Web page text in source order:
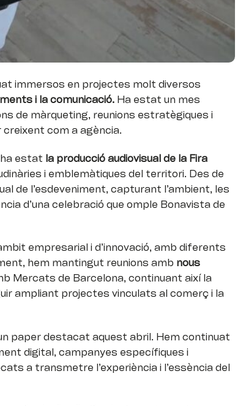
immersos en projectes molt diversos
i la comunicació. Ha estat un mes
de màrqueting, reunions estratègiques i
com a agència.
estat la producció audiovisual de la Fira
i emblemàtiques del territori. Des de
de l’esdeveniment, capturant l’ambient, les
d’una celebració que omple Bonavista de
empresarial i d’innovació, amb diferents
hem mantingut reunions amb nous
Mercats de Barcelona, continuant així la
ampliant projectes vinculats al comerç i la
paper destacat aquest abril. Hem continuat
digital, campanyes específiques i
a transmetre l’experiència i l’essència del